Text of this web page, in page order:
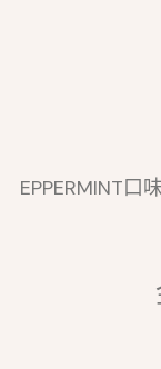
EPPERMINT口